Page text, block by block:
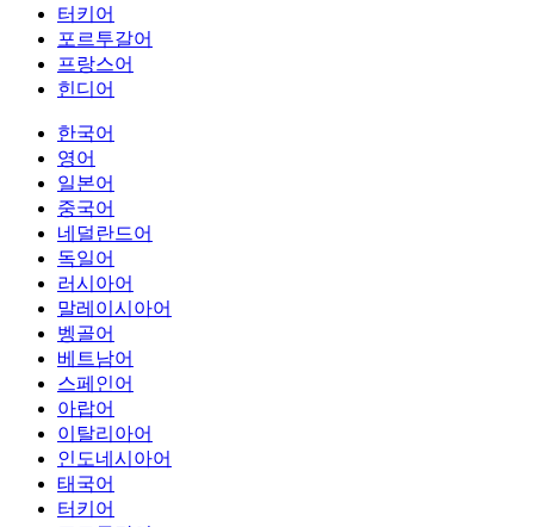
터키어
포르투갈어
프랑스어
힌디어
한국어
영어
일본어
중국어
네덜란드어
독일어
러시아어
말레이시아어
벵골어
베트남어
스페인어
아랍어
이탈리아어
인도네시아어
태국어
터키어